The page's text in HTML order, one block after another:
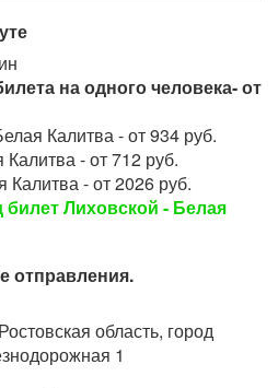
на одного человека- от
Калитва - от 934 руб.
- от 712 руб.
- от 2026 руб.
Лиховской - Белая
отправления.
область, город
1